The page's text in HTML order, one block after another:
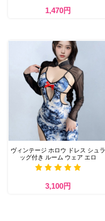
1,470円
ヴィンテージ ホロウ ドレス シュラ
ッグ付き ルーム ウェア エロ
3,100円